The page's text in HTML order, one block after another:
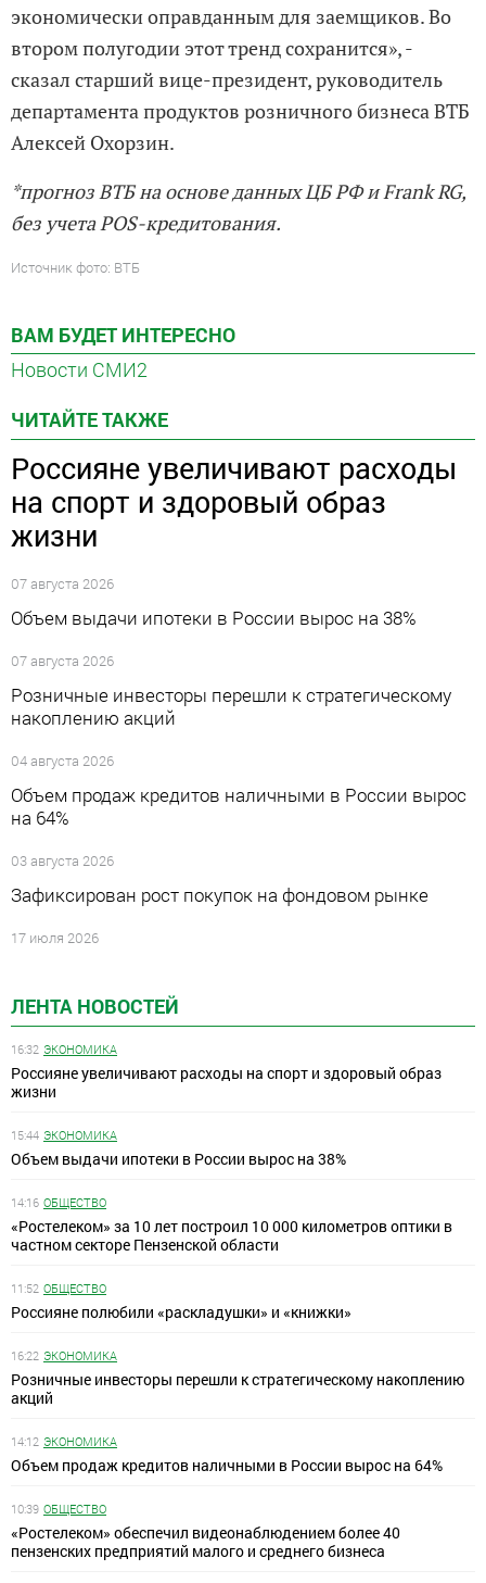
ЛЕНТА НОВОСТЕЙ
16:32 ЭКОНОМИКА
Россияне увеличивают расходы на спорт и здоровый образ
жизни
15:44 ЭКОНОМИКА
Объем выдачи ипотеки в России вырос на 38%
14:16 ОБЩЕСТВО
«Ростелеком» за 10 лет построил 10 000 километров оптики в
частном секторе Пензенской области
11:52 ОБЩЕСТВО
Россияне полюбили «раскладушки» и «книжки»
16:22 ЭКОНОМИКА
Розничные инвесторы перешли к стратегическому накоплению
акций
14:12 ЭКОНОМИКА
Объем продаж кредитов наличными в России вырос на 64%
10:39 ОБЩЕСТВО
«Ростелеком» обеспечил видеонаблюдением более 40
пензенских предприятий малого и среднего бизнеса
экономически оправданным для заемщиков. Во
втором полугодии этот тренд сохранится», -
сказал старший вице-президент, руководитель
департамента продуктов розничного бизнеса ВТБ
Алексей Охорзин.
*прогноз ВТБ на основе данных ЦБ РФ и Frank RG,
без учета POS-кредитования.
Источник фото: ВТБ
ВАМ БУДЕТ ИНТЕРЕСНО
Новости СМИ2
ЧИТАЙТЕ ТАКЖЕ
Россияне увеличивают расходы
на спорт и здоровый образ
жизни
07 августа 2026
Объем выдачи ипотеки в России вырос на 38%
07 августа 2026
Розничные инвесторы перешли к стратегическому
накоплению акций
04 августа 2026
Объем продаж кредитов наличными в России вырос
на 64%
03 августа 2026
Зафиксирован рост покупок на фондовом рынке
17 июля 2026